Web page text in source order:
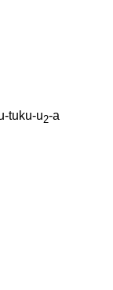
tuku-u2-a